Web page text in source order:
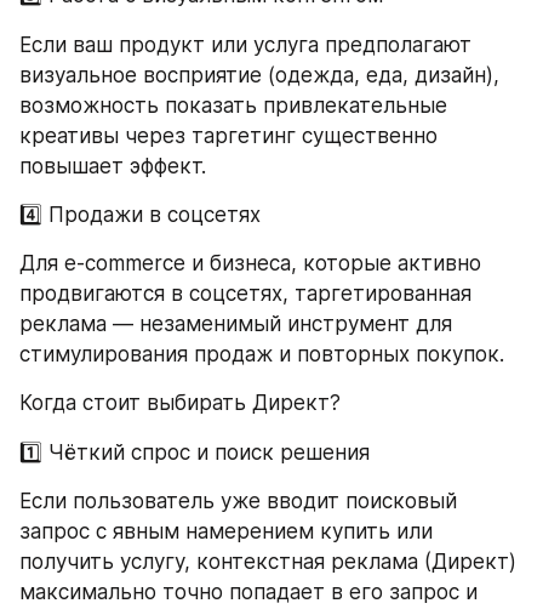
Если ваш продукт или услуга предполагают
визуальное восприятие (одежда, еда, дизайн),
возможность показать привлекательные
креативы через таргетинг существенно
повышает эффект.
4️⃣ Продажи в соцсетях
Для e-commerce и бизнеса, которые активно
продвигаются в соцсетях, таргетированная
реклама — незаменимый инструмент для
стимулирования продаж и повторных покупок.
Когда стоит выбирать Директ?
1️⃣ Чёткий спрос и поиск решения
Если пользователь уже вводит поисковый
запрос с явным намерением купить или
получить услугу, контекстная реклама (Директ)
максимально точно попадает в его запрос и